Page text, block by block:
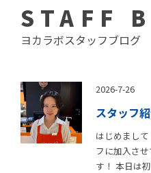
STAFF
ヨカラボスタッフブログ
2026-7-26
スタッフ
はじめまし
フに加入さ
す！ 本日は